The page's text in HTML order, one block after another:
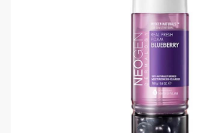
Protector Solar en Barra No.1
Parche para granitos
Rastrear mi Pedido
Parches para granitos
Parches para manchitas